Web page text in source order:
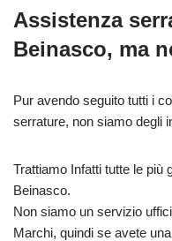
Assistenza
Beinasco, ma
Pur avendo seguito tutti i
serrature, non siamo degli
Trattiamo Infatti tutte le più
Beinasco.
Non siamo un servizio
Marchi, quindi se avete